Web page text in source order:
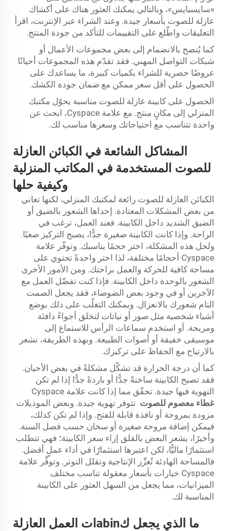
«سايسبايس»، وبالتالي يمكنك العثور هناك على أكشاك
عازلة للصوت بأسعار جيدة. وعند الشراء عبر الإنترنت، اقرأ
التعليقات واطّلع على التقييمات للتأكد من جودة المنتج.
كما يُنصح بالانضمام إلى بعض مجموعات الأعمال أو
شبكات التواصل المهني. فقد تقدّم هذه المجموعات أحيانًا
عروضًا حصرية للشراء بكميات كبيرة، ما يساعدك على
الحصول على أقل سعر ممكن مع ضمان جودة الكشك.
الحصول على كابينة عازلة للصوت مناسبة يحوّل مكتبك
المنزلي إلى مكانٍ منتج. مع علامة Cyspace، ابحث عن
واحدة تتناسب مع احتياجاتك وسعرها مناسب لك.
المشاكل الشائعة في الكبائن العازلة
للصوت المستخدمة في المكاتب المنزلية
وكيفية حلها
الكبائن العازلة للصوت رائعة لمكتبك المنزلي، لكنها تعاني
من بعض المشكلات المعتادة. إحداها الشعور بالضيق أو
الضيق الشديد داخل الكابينة. فعند العمل، ترغب في
الراحة. وإذا كانت الكابينة صغيرة جدًّا، يصبح التركيز صعبًا.
ولحل هذه المشكلة، اختر حجمًا يناسبك. وتوفّر علامة
Cyspace أحجامًا مختلفة، لذا اختر واحدةً تحتوي على
مساحة كافية للحركة والعمل براحتك. ومن الأمور الأخرى
الشعور بالوحدة داخل الكابينة. فإذا كنت تفضّل العمل مع
الآخرين أو في وجود بعض الضوضاء، فقد يجعل الصمت
التام شعورك بالانعزال. ويمكنك التغلّب على ذلك بوضع
أشياء شخصية مثل صور أو نباتات لتخلق أجواءً دافئة
ومريحة. أو استخدم سماعات الرأس للاستماع إلى
موسيقى خفيفة أو أصوات الطبيعة. وبهذه الطريقة، تشعر
بالارتياح مع الحفاظ على تركيزك.
كما أن درجة الحرارة قد تشكّل مشكلةً في بعض الأحيان.
فقد تصبح الكابينة ساخنةً جدًّا أو باردةً جدًّا إذا لم تكن
التهوية فيها جيدة. تحقّق مما إذا كانت علامة Cyspace
غطاء معصوم للصوت تتوفر تهوية جيدة. وبعض الموديلات
مزودة بمروحة أو نافذة قابلة للفتح. وإذا لم تكن كذلك،
فيمكن إضافة مروحة صغيرة أو سخان حسب فصل السنة.
وأخيرًا، يشعر البعض بالقلق إزاء سعر الكابينة؛ فهي تتطلب
استثمارًا ماليًّا، لكن اعتبرها استثمارًا في أداء عملٍ أفضل.
فالمساحة الهادئة تُعزِّز الإنتاجية وتقلل التوتر. وتوفِّر علامة
Cyspace خيارات بأسعار معقولة تناسب مختلف
الميزانيات، مما يجعل من السهل العثور على الكابينة
المناسبة لك.
ما الذي يجعل كabinات العمل العازلة